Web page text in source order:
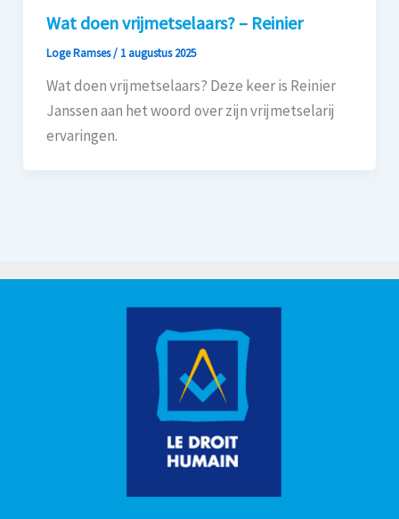
Wat doen vrijmetselaars? – Reinier
Loge Ramses/ 1 augustus 2025
Wat doen vrijmetselaars? Deze keer is Reinier
Janssen aan het woord over zijn vrijmetselarij
ervaringen.